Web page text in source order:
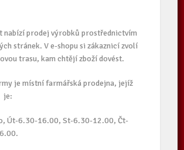
nabízí prodej výrobků prostřednictvím
stránek. V e-shopu si zákaznicí zvolí
trasu, kam chtějí zboží dovést.
je místní farmářská prodejna, jejíž
je:
Út-6.30-16.00, St-6.30-12.00, Čt-